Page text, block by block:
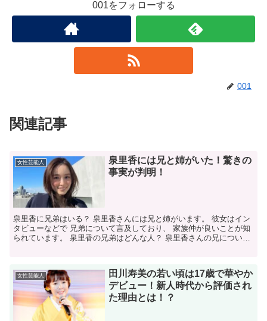
001をフォローする
001
関連記事
女性芸能人
泉里香には兄と姉がいた！驚きの
事実が判明！
泉里香に兄弟はいる？ 泉里香さんには兄と姉がいます。 彼女はイン
タビューなどで 兄弟について言及しており、 家族仲が良いことが知
られています。 泉里香の兄弟はどんな人？ 泉里香さんの兄について
女性芸能人
田川寿美の若い頃は17歳で華やか
デビュー！新人時代から評価され
た理由とは！？